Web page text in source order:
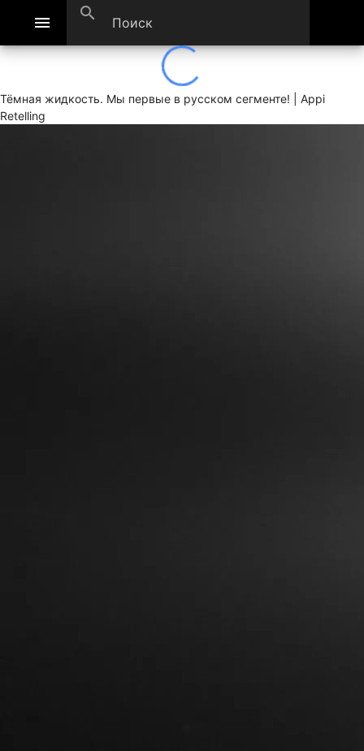
menu search
Тёмная жидкость. Мы первые в русском сегменте! | Appi
Retelling